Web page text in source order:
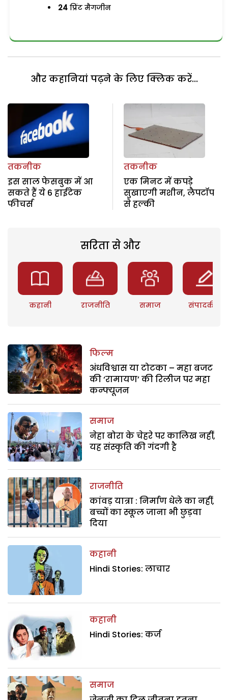
24 प्रिंट मैगजीन
और कहानियां पढ़ने के लिए क्लिक करें...
तकनीक
इस साल फेसबुक में आ
सकते हैं ये 6 हाईटेक
फीचर्स
तकनीक
एक मिनट में कपड़े
सुखाएगी मशीन, लैपटॉप
से हल्की
सरिता से और
कहानी राजनीति समाज संपादकीय
फिल्म
अंधविश्वास या टोटका – महा बजट
की ‘रामायण’ की रिलीज पर महा
कन्फ्यूजन
समाज
नेहा बोरा के चेहरे पर कालिख नहीं,
यह संस्कृति की गंदगी है
राजनीति
कांवड़ यात्रा : निर्माण धेले का नहीं,
बच्चों का स्कूल जाना भी छुड़वा
दिया
कहानी
Hindi Stories: लाचार
कहानी
Hindi Stories: कर्ज
समाज